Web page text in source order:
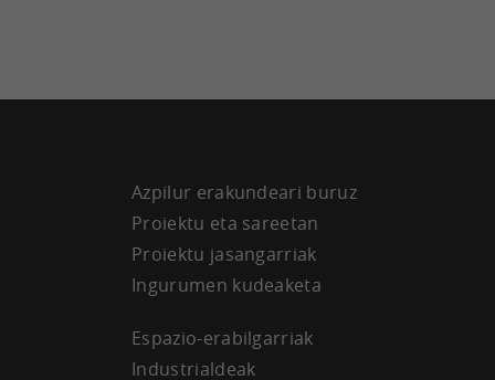
Azpilur erakundeari buruz
Proiektu eta sareetan
Proiektu jasangarriak
Ingurumen kudeaketa
Espazio-erabilgarriak
Industrialdeak